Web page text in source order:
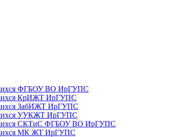
ФГБОУ ВО ИрГУПС
КрИЖТ ИрГУПС
ЗабИЖТ ИрГУПС
УУКЖТ ИрГУПС
СКТиС ФГБОУ ВО ИрГУПС
МК ЖТ ИрГУПС